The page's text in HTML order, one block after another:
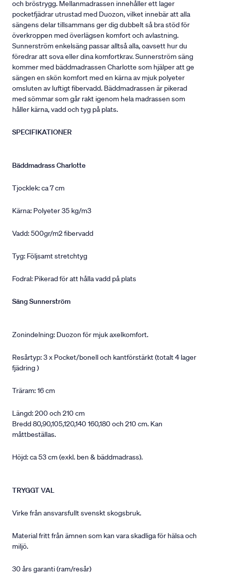
och bröstrygg. Mellanmadrassen innehåller ett lager
pocketfjädrar utrustad med Duozon, vilket innebär att alla
sängens delar tillsammans ger dig dubbelt så bra stöd för
överkroppen med överlägsen komfort och avlastning.
Sunnerström enkelsäng passar alltså alla, oavsett hur du
föredrar att sova eller dina komfortkrav. Sunnerström säng
kommer med bäddmadrassen Charlotte som hjälper att ge
sängen en skön komfort med en kärna av mjuk polyeter
omsluten av luftigt fibervadd. Bäddmadrassen är pikerad
med sömmar som går rakt igenom hela madrassen som
håller kärna, vadd och tyg på plats.
SPECIFIKATIONER
Bäddmadrass Charlotte
Tjocklek: ca 7 cm
Kärna: Polyeter 35 kg/m3
Vadd: 500gr/m2 fibervadd
Tyg: Följsamt stretchtyg
Fodral: Pikerad för att hålla vadd på plats
Säng Sunnerström
Zonindelning: Duozon för mjuk axelkomfort.
Resårtyp: 3 x Pocket/bonell och kantförstärkt (totalt 4 lager
fjädring )
Träram: 16 cm
Längd: 200 och 210 cm
Bredd 80,90,105,120,140 160,180 och 210 cm. Kan
måttbeställas.
Höjd: ca 53 cm (exkl. ben & bäddmadrass).
TRYGGT VAL
Virke från ansvarsfullt svenskt skogsbruk.
Material fritt från ämnen som kan vara skadliga för hälsa och
miljö.
30 års garanti (ram/resår)